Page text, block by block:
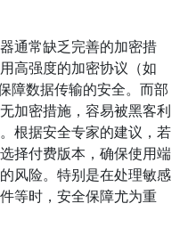
通常缺乏完善的加密措
高强度的加密协议（如
障数据传输的安全。而部
加密措施，容易被黑客利
根据安全专家的建议，若
择付费版本，确保使用端
风险。特别是在处理敏感
等时，安全保障尤为重